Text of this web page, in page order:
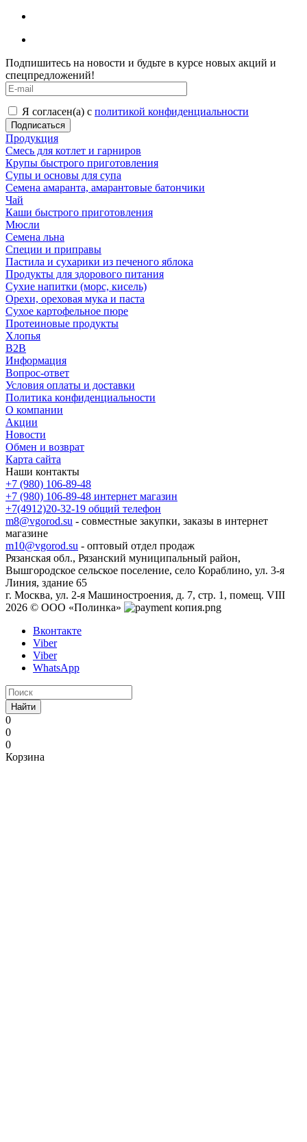
Подпишитесь на новости и будьте в курсе новых акций и
спецпредложений!
Я согласен(а) с политикой конфиденциальности
Продукция
Смесь для котлет и гарниров
Крупы быстрого приготовления
Супы и основы для супа
Семена амаранта, амарантовые батончики
Чай
Каши быстрого приготовления
Мюсли
Семена льна
Специи и приправы
Пастила и сухарики из печеного яблока
Продукты для здорового питания
Сухие напитки (морс, кисель)
Орехи, ореховая мука и паста
Сухое картофельное пюре
Протеиновые продукты
Хлопья
B2B
Информация
Вопрос-ответ
Условия оплаты и доставки
Политика конфиденциальности
О компании
Акции
Новости
Обмен и возврат
Карта сайта
Наши контакты
+7 (980) 106-89-48
+7 (980) 106-89-48 интернет магазин
+7(4912)20-32-19 общий телефон
m8@vgorod.su - совместные закупки, заказы в интернет
магазине
m10@vgorod.su - оптовый отдел продаж
Рязанская обл., Рязанский муниципальный район,
Вышгородское сельское поселение, село Кораблино, ул. 3-я
Линия, здание 65
г. Москва, ул. 2-я Машиностроения, д. 7, стр. 1, помещ. VIII
2026 © ООО «Полинка»
Вконтакте
Viber
Viber
WhatsApp
Найти
0
0
0
Корзина